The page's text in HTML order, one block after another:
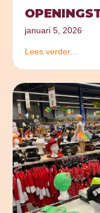
januari 5, 2026
Lees verder...